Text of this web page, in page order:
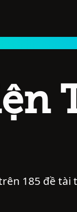
185 đề